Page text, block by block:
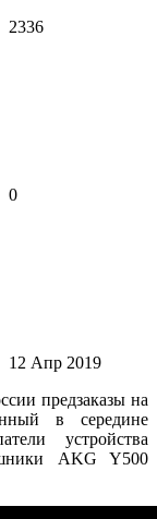
2336
0
12 Апр 2019
предзаказы на
в середине
устройства
AKG Y500